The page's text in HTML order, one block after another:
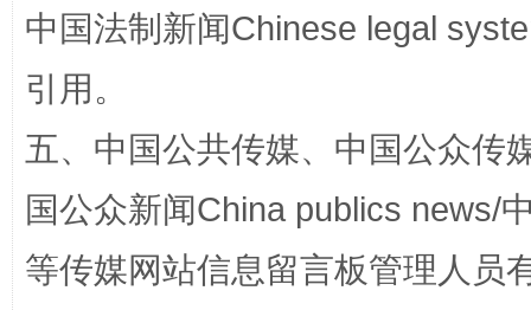
“蜀中异人”王建安的艺术幻境
中国法制新闻Chinese legal
引用。
五、中国公共传媒、中国公众传
国公众新闻China publics news/
等传媒网站信息留言板管理人员